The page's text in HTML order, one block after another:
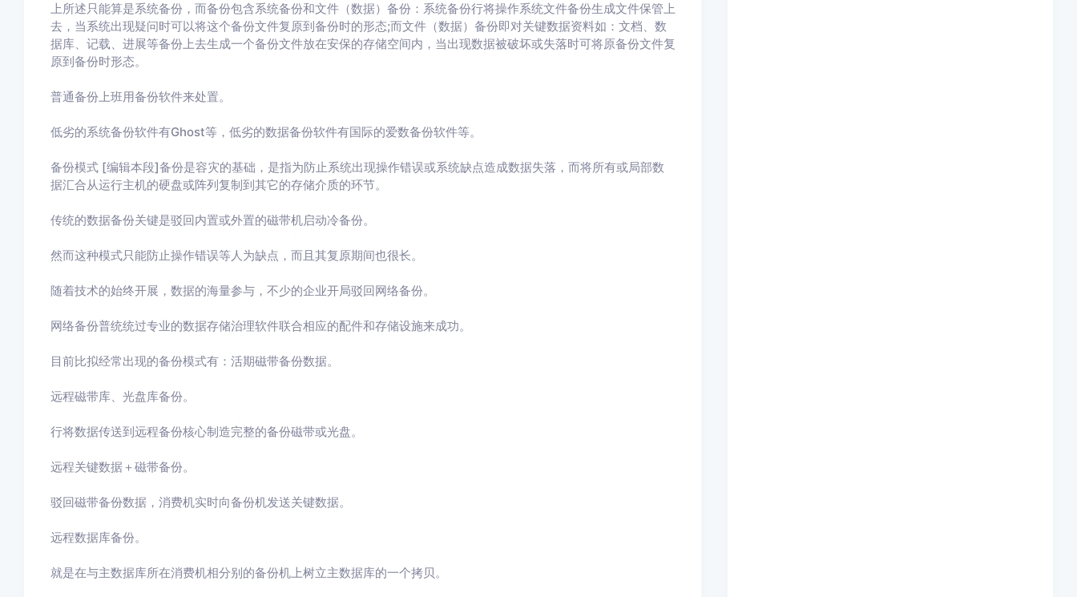
上所述只能算是系统备份，而备份包含系统备份和文件（数据）备份：系统备份行将操作系统文件备份生成文件保管上
去，当系统出现疑问时可以将这个备份文件复原到备份时的形态;而文件（数据）备份即对关键数据资料如：文档、数
据库、记载、进展等备份上去生成一个备份文件放在安保的存储空间内，当出现数据被破坏或失落时可将原备份文件复
原到备份时形态。
普通备份上班用备份软件来处置。
低劣的系统备份软件有Ghost等，低劣的数据备份软件有国际的爱数备份软件等。
备份模式 [编辑本段]备份是容灾的基础，是指为防止系统出现操作错误或系统缺点造成数据失落，而将所有或局部数
据汇合从运行主机的硬盘或阵列复制到其它的存储介质的环节。
传统的数据备份关键是驳回内置或外置的磁带机启动冷备份。
然而这种模式只能防止操作错误等人为缺点，而且其复原期间也很长。
随着技术的始终开展，数据的海量参与，不少的企业开局驳回网络备份。
网络备份普统统过专业的数据存储治理软件联合相应的配件和存储设施来成功。
目前比拟经常出现的备份模式有：活期磁带备份数据。
远程磁带库、光盘库备份。
行将数据传送到远程备份核心制造完整的备份磁带或光盘。
远程关键数据＋磁带备份。
驳回磁带备份数据，消费机实时向备份机发送关键数据。
远程数据库备份。
就是在与主数据库所在消费机相分别的备份机上树立主数据库的一个拷贝。